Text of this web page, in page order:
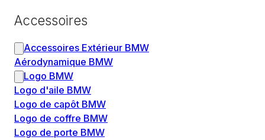
Accessoires
Accessoires Extérieur BMW
Aérodynamique BMW
Logo BMW
Logo d'aile BMW
Logo de capôt BMW
Logo de coffre BMW
Logo de porte BMW